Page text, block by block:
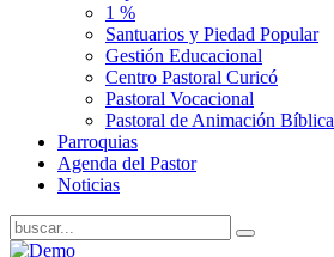
1 %
Santuarios y Piedad Popular
Gestión Educacional
Centro Pastoral Curicó
Pastoral Vocacional
Pastoral de Animación Bíblica
Parroquias
Agenda del Pastor
Noticias